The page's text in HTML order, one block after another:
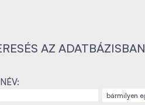
AZ ADATBÁZISBAN
NÉV: